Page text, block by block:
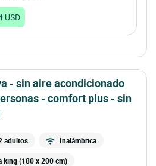
USD
- comfort plus - sin
adultos Inalámbrica
king (180 x 200 cm)